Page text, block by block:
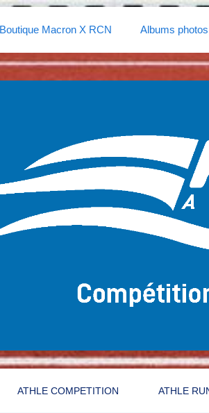
Boutique Macron X RCN Albums photos
ATHLE COMPETITION ATHLE